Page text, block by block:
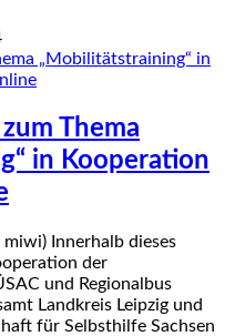
Thema
in Kooperation
Innerhalb dieses
der
und Regionalbus
Landkreis Leipzig und
für Selbsthilfe Sachsen